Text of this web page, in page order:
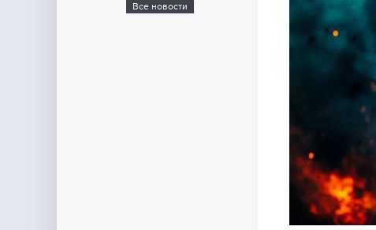
Все новости